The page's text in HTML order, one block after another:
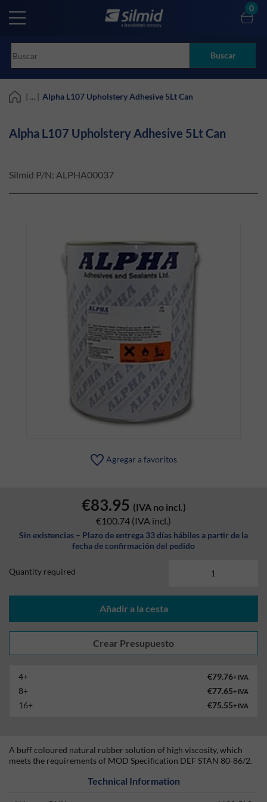
main
Buscar
0
| ... | Alpha L107 Upholstery Adhesive 5Lt Can
Alpha L107 Upholstery Adhesive 5Lt Can
Silmid P/N: ALPHA00037
Agregar a favoritos
€83.95 (IVA no incl.)
€100.74 (IVA incl.)
Sin existencias – Plazo de entrega 33 días hábiles a partir de la
fecha de confirmación del pedido
Quantity required
Añadir a la cesta
4+ €79.76+ IVA
8+ €77.65+ IVA
16+ €75.55+ IVA
A buff coloured natural rubber solution of high viscosity, which
meets the requirements of MOD Specification DEF STAN 80-86/2.
Technical Information